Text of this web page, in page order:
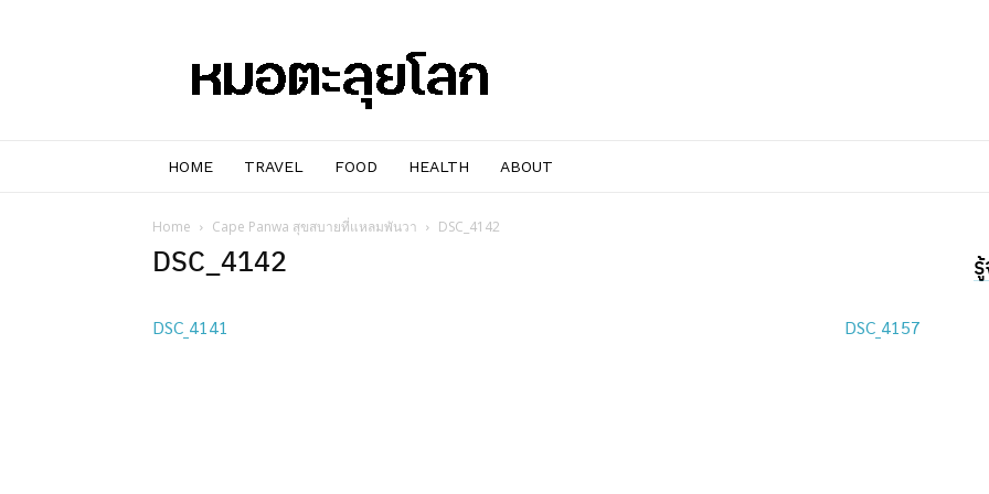
ตะลุย
โลก
HOME TRAVEL FOOD HEALTH ABOUT
Home Cape Panwa สุขสบายที่แหลมพันวา DSC_4142
DSC_4142
DSC_4141 DSC_4157